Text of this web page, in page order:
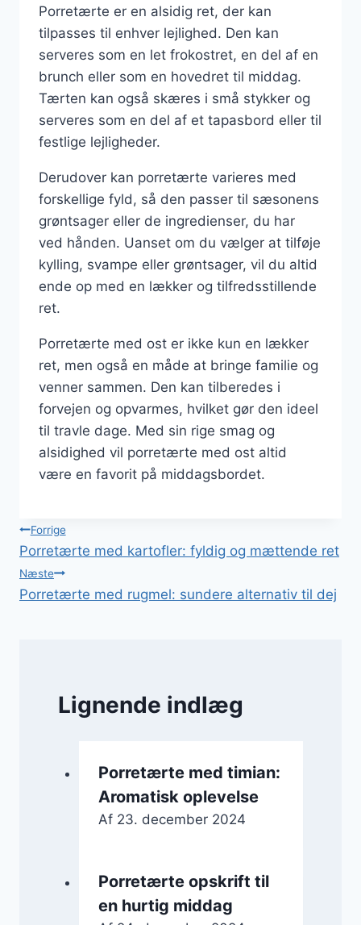
Porretærte er en alsidig ret, der kan
tilpasses til enhver lejlighed. Den kan
serveres som en let frokostret, en del af en
brunch eller som en hovedret til middag.
Tærten kan også skæres i små stykker og
serveres som en del af et tapasbord eller til
festlige lejligheder.
Derudover kan porretærte varieres med
forskellige fyld, så den passer til sæsonens
grøntsager eller de ingredienser, du har
ved hånden. Uanset om du vælger at tilføje
kylling, svampe eller grøntsager, vil du altid
ende op med en lækker og tilfredsstillende
ret.
Porretærte med ost er ikke kun en lækker
ret, men også en måde at bringe familie og
venner sammen. Den kan tilberedes i
forvejen og opvarmes, hvilket gør den ideel
til travle dage. Med sin rige smag og
alsidighed vil porretærte med ost altid
være en favorit på middagsbordet.
Indlægsnavigation
Forrige
Porretærte med kartofler: fyldig og mættende ret
Næste
Porretærte med rugmel: sundere alternativ til dej
Lignende indlæg
Porretærte med timian:
Aromatisk oplevelse
Af 23. december 2024
Porretærte opskrift til
en hurtig middag